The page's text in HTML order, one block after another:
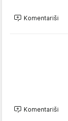
Komentariši
Komentariši